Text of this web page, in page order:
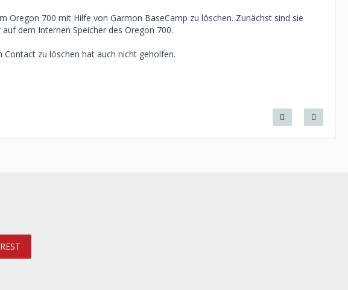
Oregon 700 mit Hilfe von Garmon BaseCamp zu löschen. Zunächst sind sie
dem Internen Speicher des Oregon 700.
zu löschen hat auch nicht geholfen.